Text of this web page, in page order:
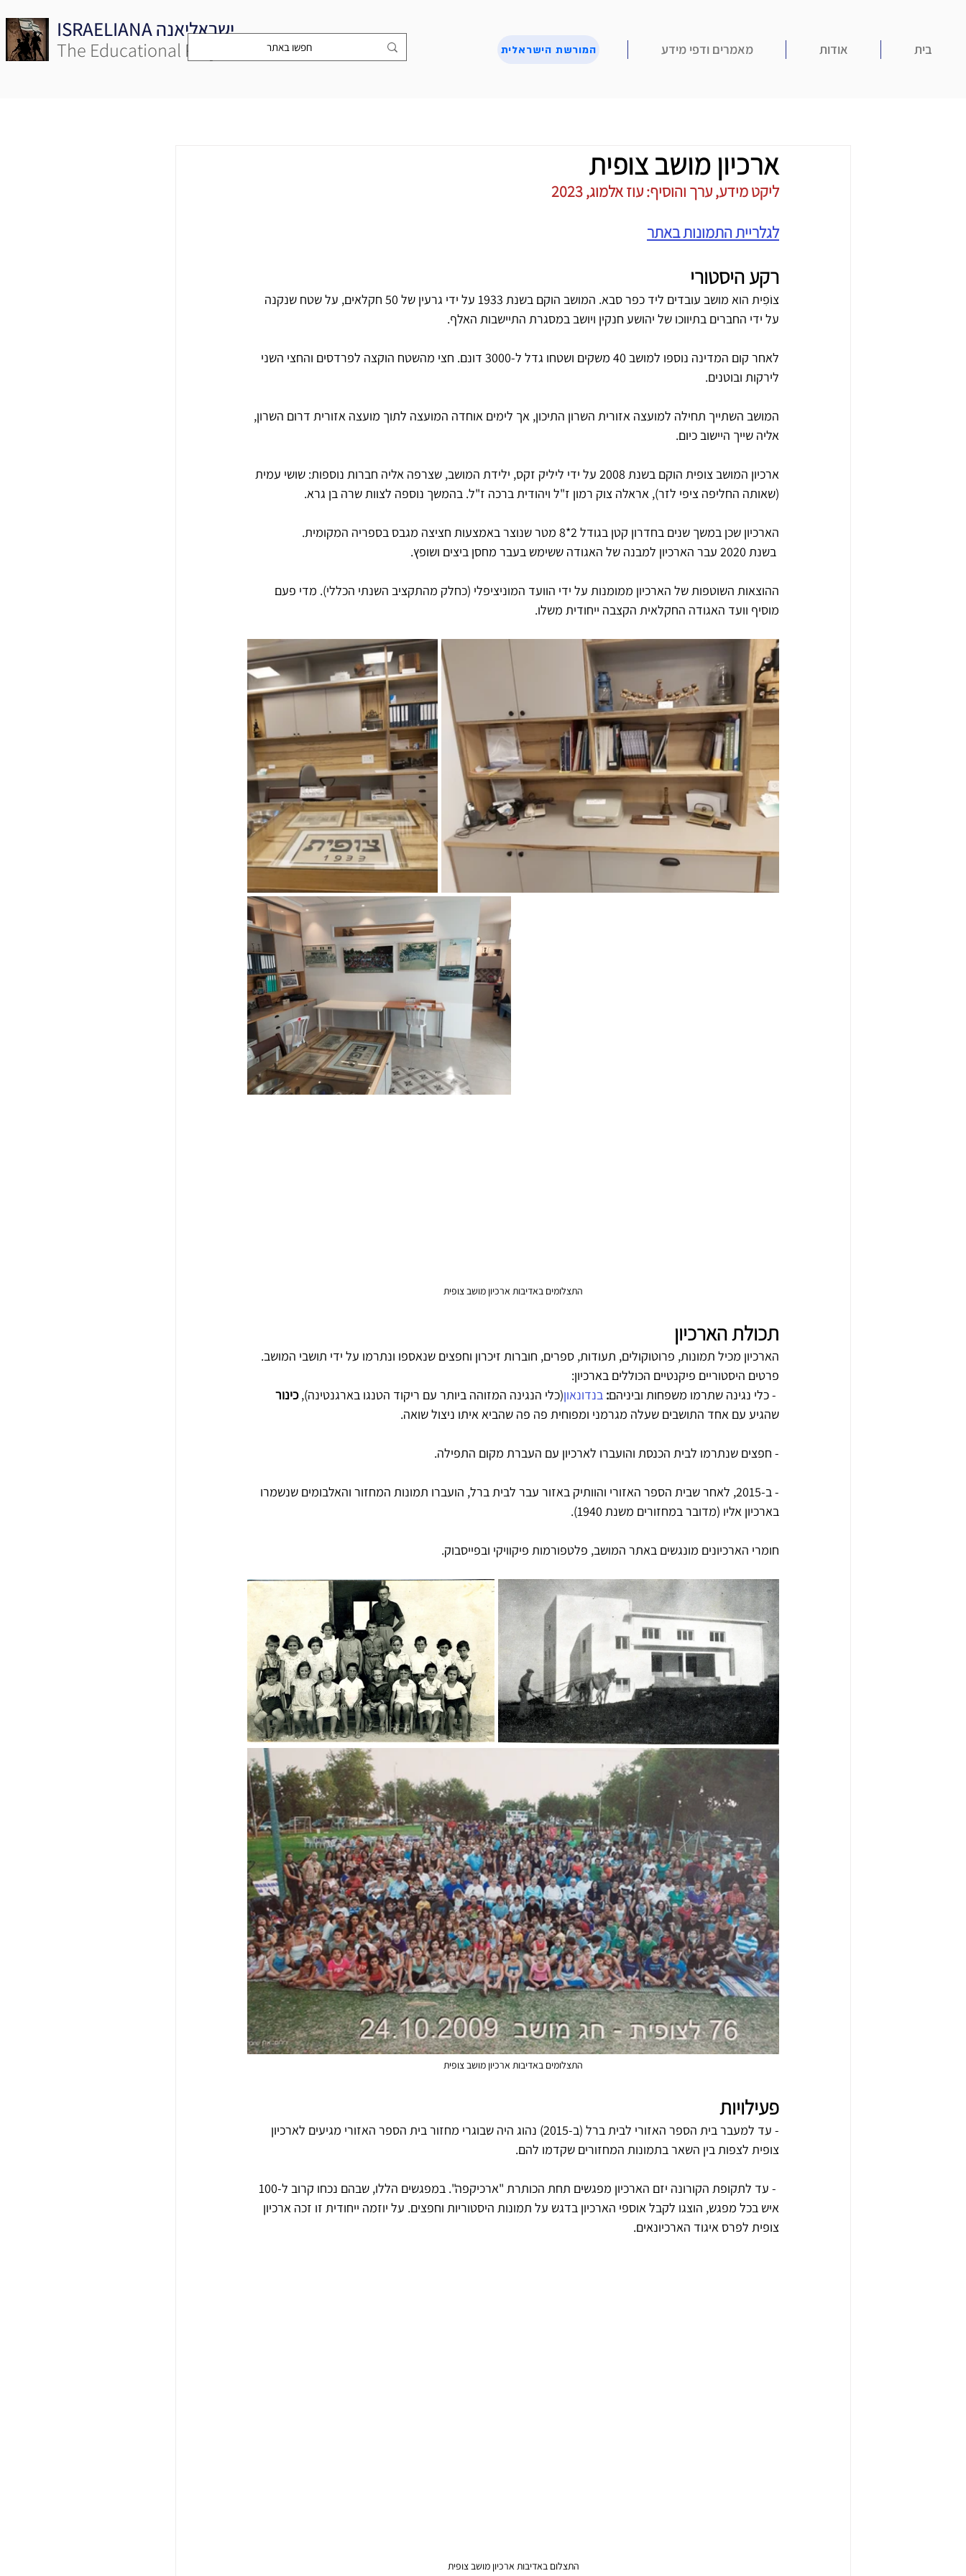
ISRAELIANA ישראליאנה
The Educational Project המורשת הישראלית בית אודות מאמרים ודפי מידע
ארכיון מושב צופית
ליקט מידע, ערך והוסיף: עוז אלמוג, 2023
לגלריית התמונות באתר
רקע היסטורי
צוֹפִית הוא מושב עובדים ליד כפר סבא. המושב הוקם בשנת 1933 על ידי גרעין של 50 חקלאים, על שטח שנקנה
על ידי החברים בתיווכו של יהושע חנקין ויושב במסגרת התיישבות האלף.
לאחר קום המדינה נוספו למושב 40 משקים ושטחו גדל ל-3000 דונם. חצי מהשטח הוקצה לפרדסים והחצי השני
לירקות ובוטנים.
המושב השתייך תחילה למועצה אזורית השרון התיכון, אך לימים אוחדה המועצה לתוך מועצה אזורית דרום השרון,
אליה שייך היישוב כיום.
ארכיון המושב צופית הוקם בשנת 2008 על ידי ליליק זקס, ילידת המושב, שצרפה אליה חברות נוספות: שושי עמית
(שאותה החליפה ציפי לזר), אראלה צוק רמון ז"ל ויהודית ברכה ז"ל. בהמשך נוספה לצוות שרה בן גרא.
הארכיון שכן במשך שנים בחדרון קטן בגודל 2*8 מטר שנוצר באמצעות חציצה מגבס בספריה המקומית.
ההוצאות השוטפות של הארכיון ממומנות על ידי הוועד המוניציפלי (כחלק מהתקציב השנתי הכללי). מדי פעם
מוסיף וועד האגודה החקלאית הקצבה ייחודית משלו.
התצלומים באדיבות ארכיון מושב צופית
תכולת הארכיון
הארכיון מכיל תמונות, פרוטוקולים, תעודות, ספרים, חוברות זיכרון וחפצים שנאספו ונתרמו על ידי תושבי המושב.
פרטים היסטוריים פיקנטיים הכוללים בארכיון:
: בנדונאון(כלי הנגינה המזוהה ביותר עם ריקוד הטנגו בארגנטינה), כינור
שהגיע עם אחד התושבים שעלה מגרמני ומפוחית פה פה שהביא איתו ניצול שואה.
- חפצים שנתרמו לבית הכנסת והועברו לארכיון עם העברת מקום התפילה.
- ב-2015, לאחר שבית הספר האזורי והוותיק באזור עבר לבית ברל, הועברו תמונות המחזור והאלבומים שנשמרו
בארכיון אליו (מדובר במחזורים משנת 1940).
חומרי הארכיונים מונגשים באתר המושב, פלטפורמות פיקוויקי ובפייסבוק.
התצלומים באדיבות ארכיון מושב צופית
פעילויות
- עד למעבר בית הספר האזורי לבית ברל (ב-2015) נהוג היה שבוגרי מחזור בית הספר האזורי מגיעים לארכיון
צופית לצפות בין השאר בתמונות המחזורים שקדמו להם.
איש בכל מפגש, הוצגו לקבל אוספי הארכיון בדגש על תמונות היסטוריות וחפצים. על יוזמה ייחודית זו זכה ארכיון
צופית לפרס איגוד הארכיונאים.
התצלום באדיבות ארכיון מושב צופית